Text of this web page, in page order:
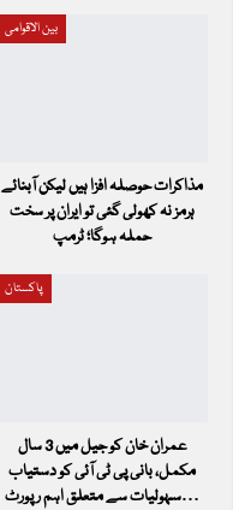
بین الاقوامی
مذاکرات حوصلہ افزا ہیں لیکن آبنائے
ہرمز نہ کھولی گئی تو ایران پر سخت
حملہ ہوگا؛ ٹرمپ
پاکستان
عمران خان کو جیل میں 3 سال
مکمل، بانی پی ٹی آئی کو دستیاب
سہولیات سے متعلق اہم رپورٹ…